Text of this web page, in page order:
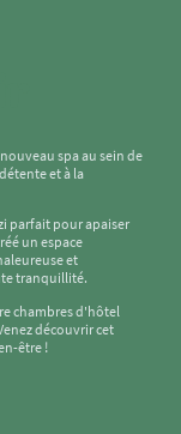
spa au sein de
et à la
parfait pour apaiser
un espace
et
tranquillité.
chambres d'hôtel
découvrir cet
être !